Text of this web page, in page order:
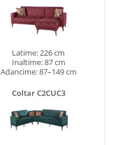
Latime: 226 cm
Inaltime: 87 cm
Adancime: 87–149 cm
Coltar C2CUC3